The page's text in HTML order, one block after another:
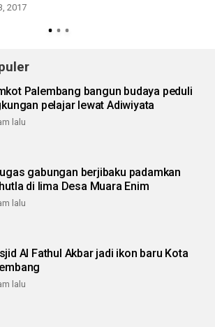
2017
Palembang bangun budaya peduli
pelajar lewat Adiwiyata
lalu
gabungan berjibaku padamkan
di lima Desa Muara Enim
lalu
Al Fathul Akbar jadi ikon baru Kota
lalu